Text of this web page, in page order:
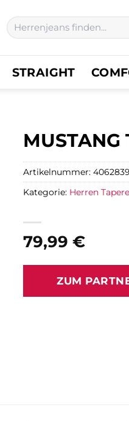
Suchen
nach:
STRAIGHT
79,99 €
ZUM
Artikelnummer:
Kategorie: Herren